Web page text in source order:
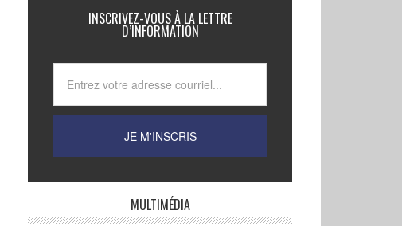
INSCRIVEZ-VOUS À LA LETTRE
D’INFORMATION
MULTIMÉDIA